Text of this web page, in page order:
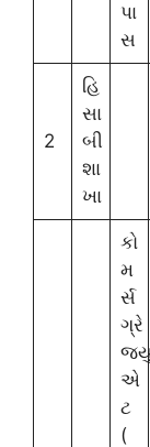
પા
સ
2
હિ
સા
બી
શા
ખા
કો
મ
ર્સ
ગ્રે
એ
ટ
(